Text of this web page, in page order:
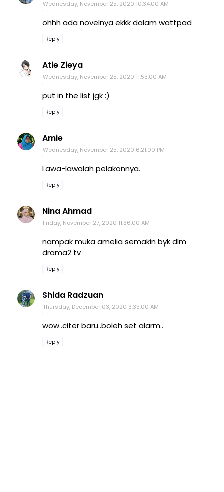
Wednesday, November 25, 2020 10:34:00 AM
ohhh ada novelnya ekkk dalam wattpad
Reply
Atie Zieya
Wednesday, November 25, 2020 11:53:00 AM
put in the list jgk :)
Reply
Amie
Wednesday, November 25, 2020 6:21:00 PM
Lawa-lawalah pelakonnya.
Reply
Nina Ahmad
Friday, November 27, 2020 11:36:00 AM
nampak muka amelia semakin byk dlm
drama2 tv
Reply
Shida Radzuan
Thursday, December 03, 2020 3:35:00 AM
wow..citer baru..boleh set alarm..
Reply